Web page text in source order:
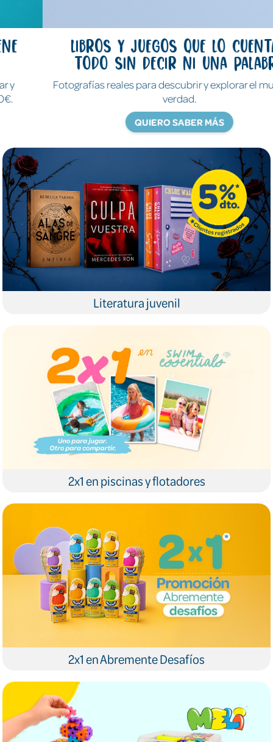
Libros y juegos que lo cuentan
todo sin decir ni una palabra
Fotografías reales para descubrir y explorar el mundo de
QUIERO SABER MÁS
Literatura juvenil
2x1 en piscinas y flotadores
2x1 en Abremente Desafíos